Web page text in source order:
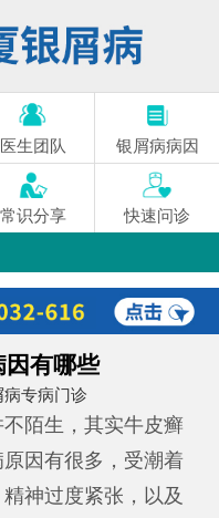
医生团队 银屑病病因
常识分享 快速问诊
因有哪些
专病门诊
陌生，其实牛皮癣
因有很多，受潮着
神过度紧张，以及